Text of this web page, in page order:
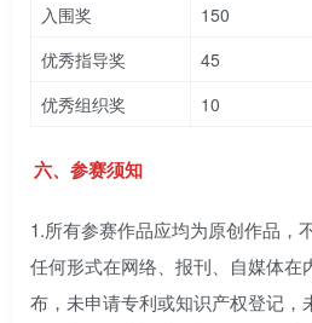
入围奖
150
优秀指导奖
45
优秀组织奖
10
六、参赛须知
1.所有参赛作品应均为原创作品，
任何形式在网络、报刊、自媒体在
布，未申请专利或知识产权登记，